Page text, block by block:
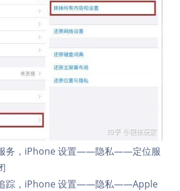
务，iPhone 设置——隐私——定位服
踪，iPhone 设置——隐私——Apple